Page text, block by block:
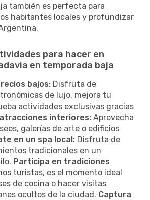
también es perfecta para
habitantes locales y profundizar
para hacer en
en temporada baja
bajos: Disfruta de
de lujo, mejora tu
actividades exclusivas gracias
interiores: Aprovecha
galerías de arte o edificios
en un spa local: Disfruta de
tradicionales en un
Participa en tradiciones
turistas, es el momento ideal
de cocina o hacer visitas
ocultos de la ciudad. Captura